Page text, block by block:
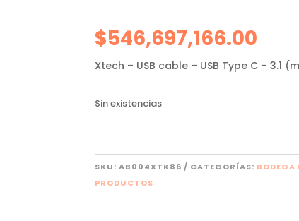
$546,697,166.00
Xtech – USB cable – USB Type C – 3.1
Sin existencias
SKU:AB004XTK86 CATEGORÍAS: BODEGA
PRODUCTOS